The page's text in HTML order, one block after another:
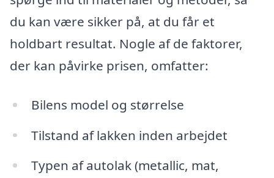
du kan være sikker på, at du får et
holdbart resultat. Nogle af de faktorer,
der kan påvirke prisen, omfatter:
Bilens model og størrelse
Tilstand af lakken inden arbejdet
Typen af autolak (metallic, mat,